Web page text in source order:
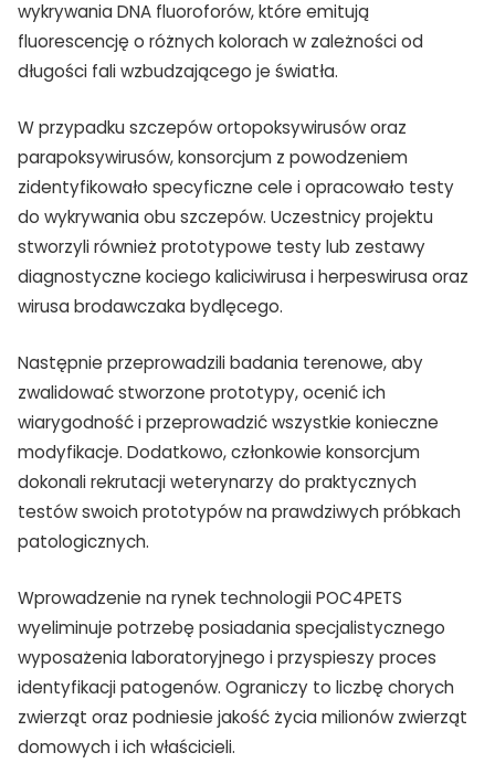
TAK, JESTEM PROFESIONALISTĄ
wykrywania DNA fluoroforów, które emitują
fluorescencję o różnych kolorach w zależności od
długości fali wzbudzającego je światła.
W przypadku szczepów ortopoksywirusów oraz
parapoksywirusów, konsorcjum z powodzeniem
zidentyfikowało specyficzne cele i opracowało testy
do wykrywania obu szczepów. Uczestnicy projektu
stworzyli również prototypowe testy lub zestawy
diagnostyczne kociego kaliciwirusa i herpeswirusa oraz
wirusa brodawczaka bydlęcego.
Następnie przeprowadzili badania terenowe, aby
zwalidować stworzone prototypy, ocenić ich
wiarygodność i przeprowadzić wszystkie konieczne
modyfikacje. Dodatkowo, członkowie konsorcjum
dokonali rekrutacji weterynarzy do praktycznych
testów swoich prototypów na prawdziwych próbkach
patologicznych.
Wprowadzenie na rynek technologii POC4PETS
wyeliminuje potrzebę posiadania specjalistycznego
wyposażenia laboratoryjnego i przyspieszy proces
identyfikacji patogenów. Ograniczy to liczbę chorych
zwierząt oraz podniesie jakość życia milionów zwierząt
domowych i ich właścicieli.